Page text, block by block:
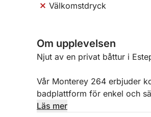
Välkomstdryck
Om upplevelsen
Njut av en privat båttur i
Vår Monterey 264 erbjuder
badplattform för enkel och
njuta av havet.
Läs mer